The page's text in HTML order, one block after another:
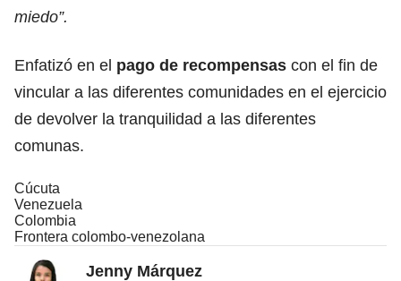
miedo”.
Enfatizó en el pago de recompensas con el fin de
vincular a las diferentes comunidades en el ejercicio
de devolver la tranquilidad a las diferentes
comunas.
Cúcuta
Venezuela
Colombia
Frontera colombo-venezolana
Jenny Márquez